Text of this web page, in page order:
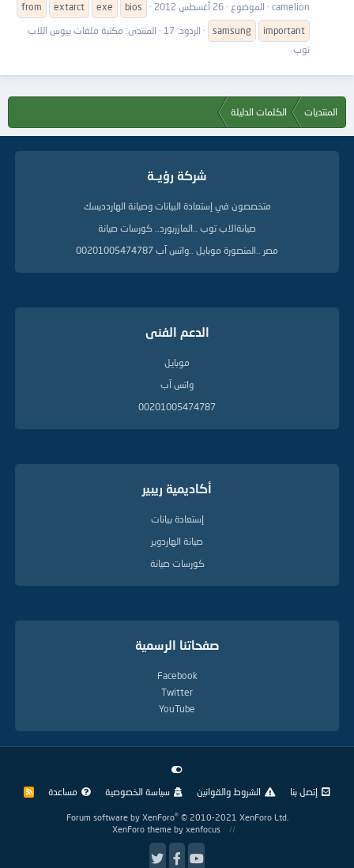
camelion
الموضوع 26 أغسطس 2012 bios
exe
extarct
from
important
samsung الردود: 17 المنتدى: مكتبة ملفات بيوس اللاب
توب
المنتديات الكلمات الدليلة
شركة رؤيــة
متخصصون في إستعادة البيانات وصيانة الهاردديسك
صيانةالاب توب ..المازربورد.. كورسات صيانة
مصر ..المنصورة موبايل ..واتس آب 00201005474787
الدعم الفنى
موبايل
واتس آب
00201005474787
أكاديمية ريبير
إستعادة بيانات
صيانة الهاردوير
كورسات صيانة
صفحاتنا الرسمية
Facebook
Twitter
YouTube
إتصل بنا الشروط والقوانين سياسة الخصوصية مساعدة
R
Forum software by XenForo® © 2010-2021 XenForo Ltd.
XenForo theme by xenfocus